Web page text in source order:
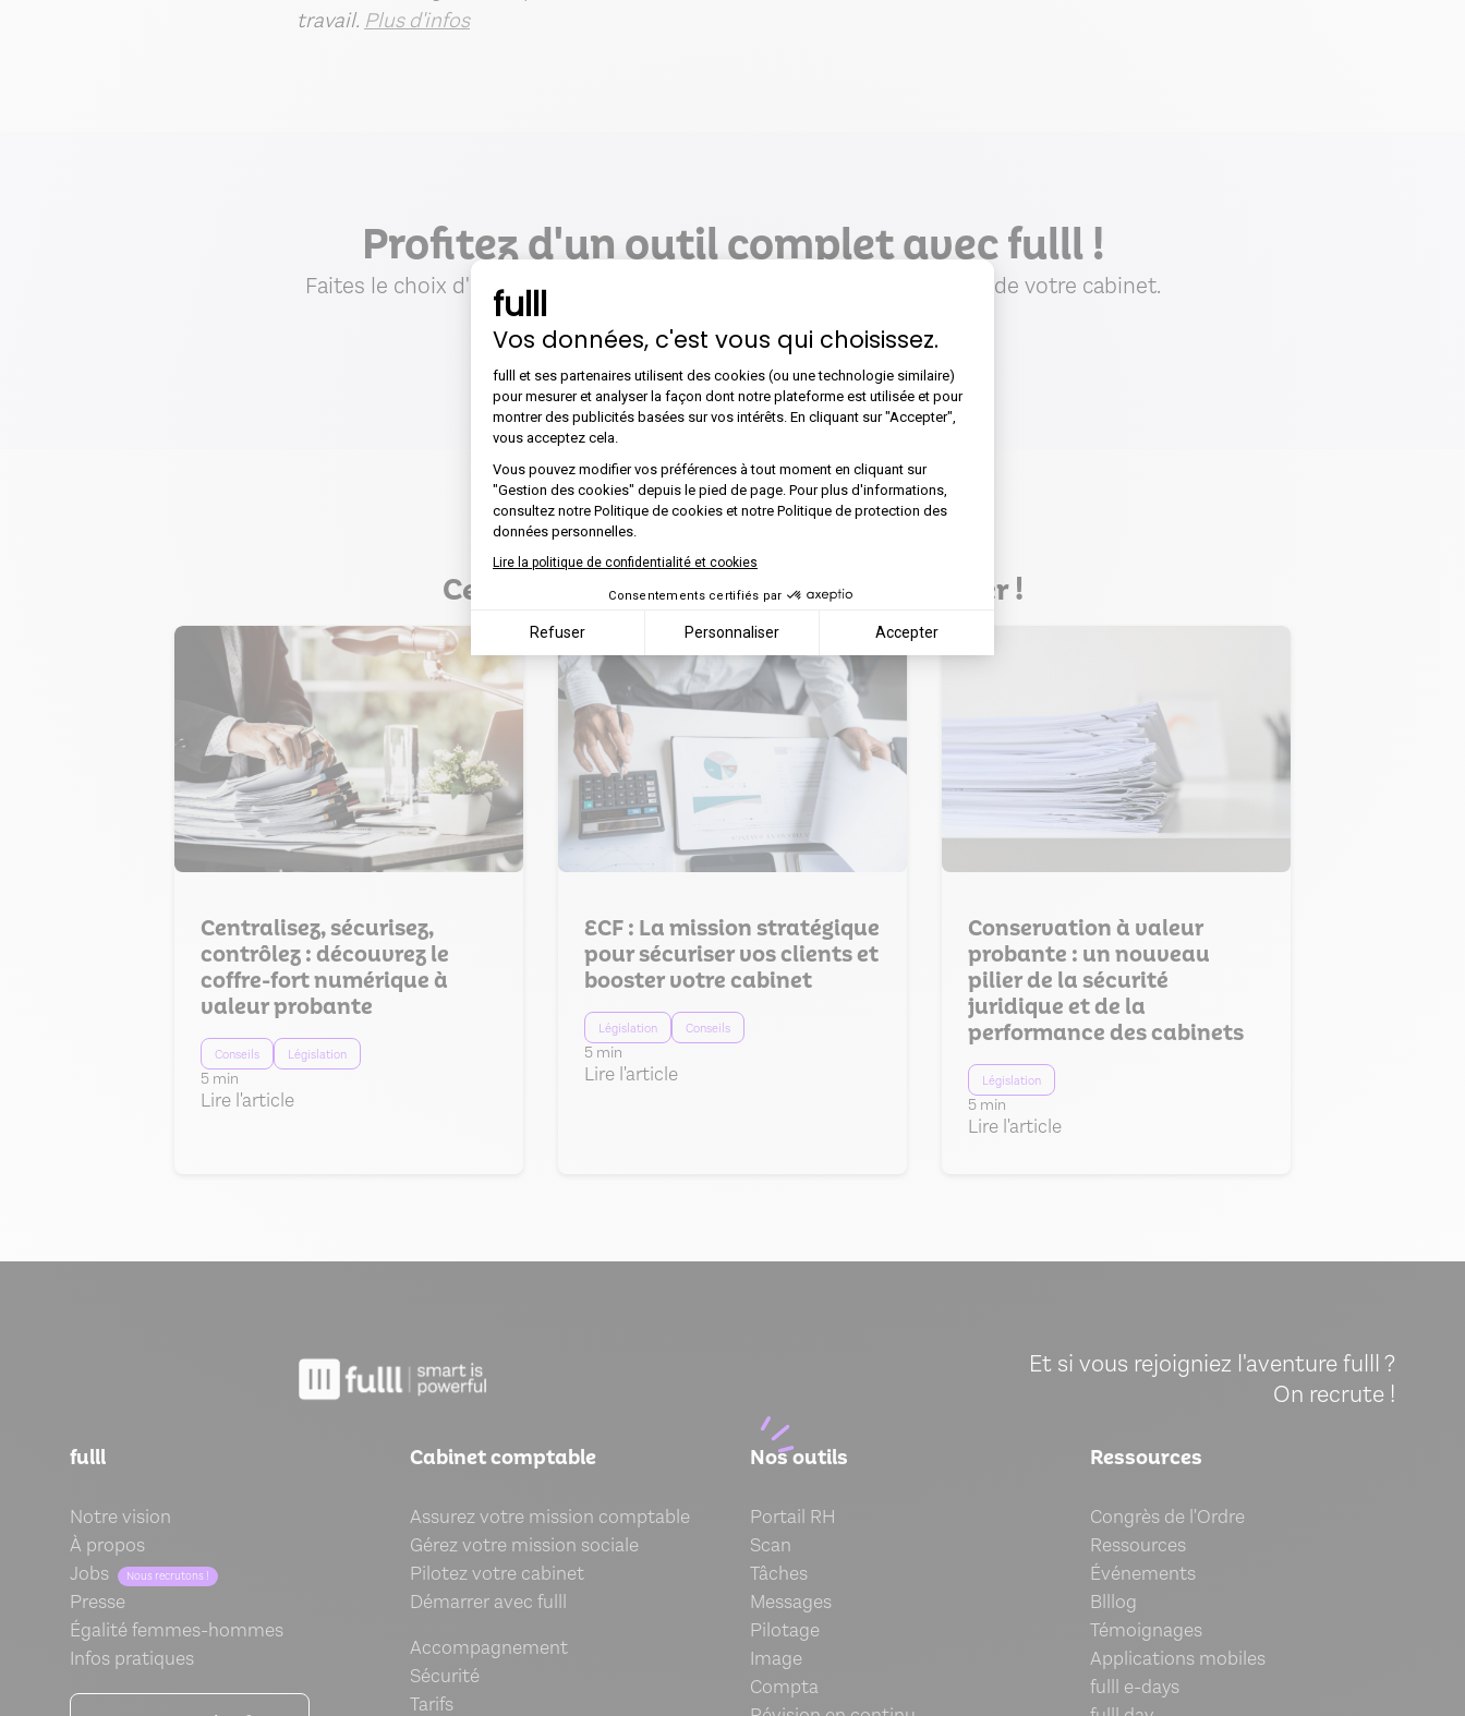
fulll
Vos données, c'est vous qui choisissez.
Plateforme de Gestion du Consentement : Personnalisez
fulll et ses partenaires utilisent des cookies (ou une technologie similaire)
pour mesurer et analyser la façon dont notre plateforme est utilisée et pour
montrer des publicités basées sur vos intérêts. En cliquant sur "Accepter",
vous acceptez cela.
Vous pouvez modifier vos préférences à tout moment en cliquant sur
"Gestion des cookies" depuis le pied de page. Pour plus d'informations,
consultez notre Politique de cookies et notre Politique de protection des
données personnelles.
Lire la politique de confidentialité et cookies
Consentements certifiés par
Refuser Personnaliser Accepter
travail. Plus d'infos
Profitez d'un outil complet avec fulll !
Faites le choix d'une solution tout-en-un pour une gestion optimale de votre cabinet.
Organiser une démo Être rappelé
Ces articles pourraient vous intéresser !
Centralisez, sécurisez,
contrôlez : découvrez le
coffre-fort numérique à
valeur probante
Conseils Législation
5 min
Lire l'article
ECF : La mission stratégique
pour sécuriser vos clients et
booster votre cabinet
Législation Conseils
5 min
Lire l'article
Conservation à valeur
probante : un nouveau
pilier de la sécurité
juridique et de la
performance des cabinets
Législation
5 min
Lire l'article
Et si vous rejoigniez l'aventure fulll ?
On recrute !
fulll
Notre vision
À propos
Jobs
Nous recrutons !
Presse
Égalité femmes-hommes
Infos pratiques
Cabinet comptable
Assurez votre mission comptable
Gérez votre mission sociale
Pilotez votre cabinet
Démarrer avec fulll
Accompagnement
Sécurité
Tarifs
Nos outils
Portail RH
Scan
Tâches
Messages
Pilotage
Image
Compta
Ressources
Congrès de l'Ordre
Ressources
Événements
Blllog
Témoignages
Applications mobiles
fulll e-days